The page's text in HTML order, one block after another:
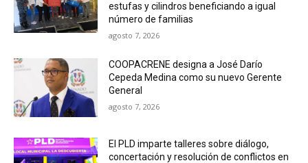
estufas y cilindros beneficiando a igual
número de familias
agosto 7, 2026
COOPACRENE designa a José Darío
Cepeda Medina como su nuevo Gerente
General
agosto 7, 2026
El PLD imparte talleres sobre diálogo,
concertación y resolución de conflictos en